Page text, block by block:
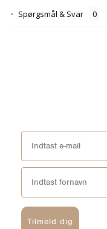
Spørgsmål & Svar
Tilmeld dig